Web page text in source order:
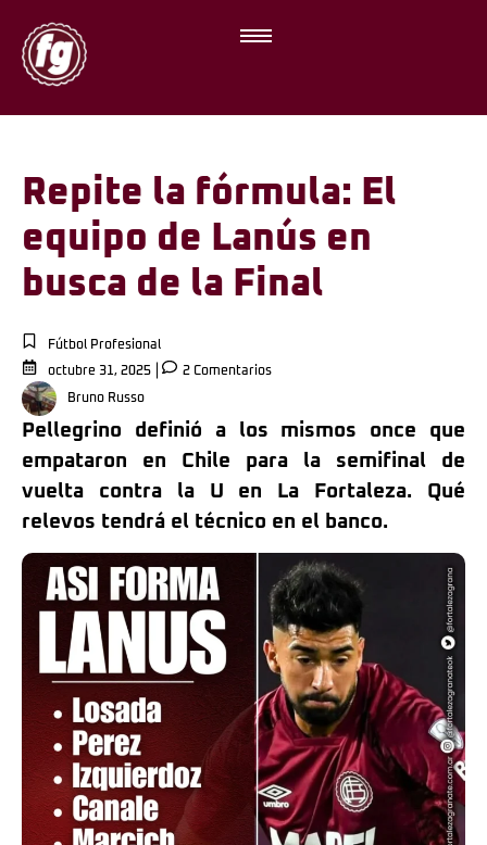
Repite la fórmula: El
equipo de Lanús en
busca de la Final
Fútbol Profesional
octubre 31, 2025
2 Comentarios
Bruno Russo
Pellegrino definió a los mismos once que
empataron en Chile para la semifinal de
vuelta contra la U en La Fortaleza. Qué
relevos tendrá el técnico en el banco.